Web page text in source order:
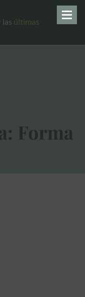
las últimas
Forma